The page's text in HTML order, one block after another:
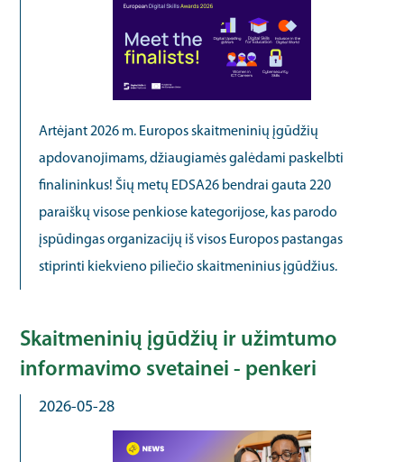
Artėjant 2026 m. Europos skaitmeninių įgūdžių
apdovanojimams, džiaugiamės galėdami paskelbti
finalininkus! Šių metų EDSA26 bendrai gauta 220
paraiškų visose penkiose kategorijose, kas parodo
įspūdingas organizacijų iš visos Europos pastangas
stiprinti kiekvieno piliečio skaitmeninius įgūdžius.
Skaitmeninių įgūdžių ir užimtumo
informavimo svetainei - penkeri
2026-05-28